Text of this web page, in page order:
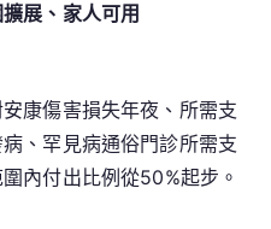
展、家人可用
康傷害損失年夜、所需支
、罕見病通俗門診所需支
內付出比例從50%起步。